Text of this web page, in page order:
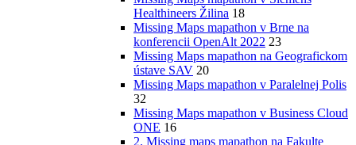
Healthineers Žilina 18
Missing Maps mapathon v Brne na
konferencii OpenAlt 2022 23
Missing Maps mapathon na Geografickom
ústave SAV 20
Missing Maps mapathon v Paralelnej Polis
32
Missing Maps mapathon v Business Cloud
ONE 16
2. Missing maps mapathon na Fakulte